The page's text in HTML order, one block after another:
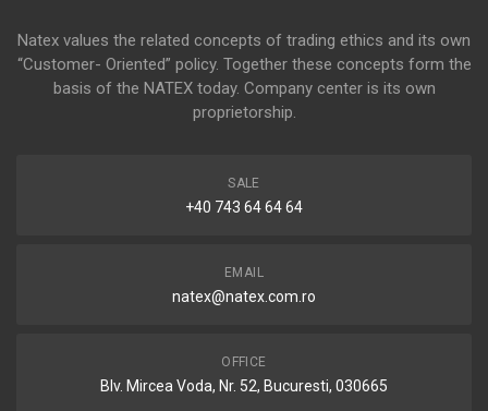
Natex values the related concepts of trading ethics and its own
“Customer- Oriented” policy. Together these concepts form the
basis of the NATEX today. Company center is its own
proprietorship.
SALE
+40 743 64 64 64
EMAIL
natex@natex.com.ro
OFFICE
Blv. Mircea Voda, Nr. 52, Bucuresti, 030665